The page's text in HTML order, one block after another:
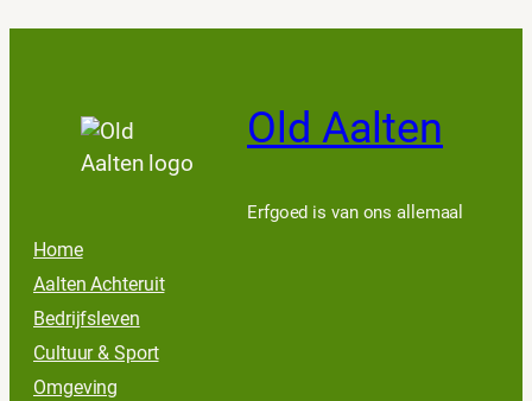
Old Aalten
Erfgoed is van ons allemaal
Home
Aalten Achteruit
Bedrijfsleven
Cultuur & Sport
Omgeving